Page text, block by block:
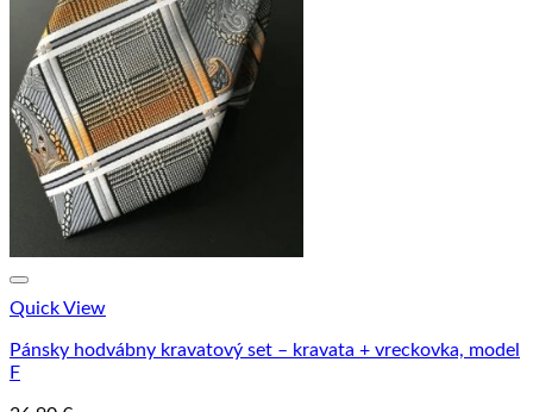
Quick View
Pánsky hodvábny kravatový set – kravata + vreckovka, model
F